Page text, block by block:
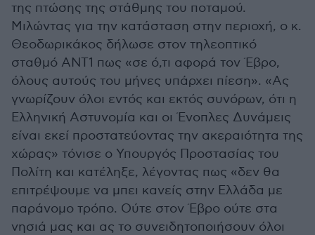
της πτώσης της στάθμης του ποταμού.
Μιλώντας για την κατάσταση στην περιοχή, ο κ.
Θεοδωρικάκος δήλωσε στον τηλεοπτικό
σταθμό ΑΝΤ1 πως «σε ό,τι αφορά τον Έβρο,
όλους αυτούς του μήνες υπάρχει πίεση». «Ας
γνωρίζουν όλοι εντός και εκτός συνόρων, ότι η
Ελληνική Αστυνομία και οι Ένοπλες Δυνάμεις
είναι εκεί προστατεύοντας την ακεραιότητα της
χώρας» τόνισε ο Υπουργός Προστασίας του
Πολίτη και κατέληξε, λέγοντας πως «δεν θα
επιτρέψουμε να μπει κανείς στην Ελλάδα με
παράνομο τρόπο. Ούτε στον Έβρο ούτε στα
νησιά μας και ας το συνειδητοποιήσουν όλοι